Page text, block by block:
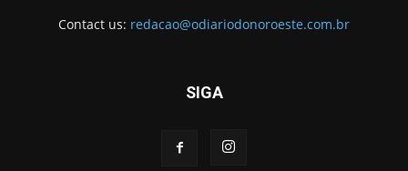
Contact us: redacao@odiariodonoroeste.com.br
SIGA